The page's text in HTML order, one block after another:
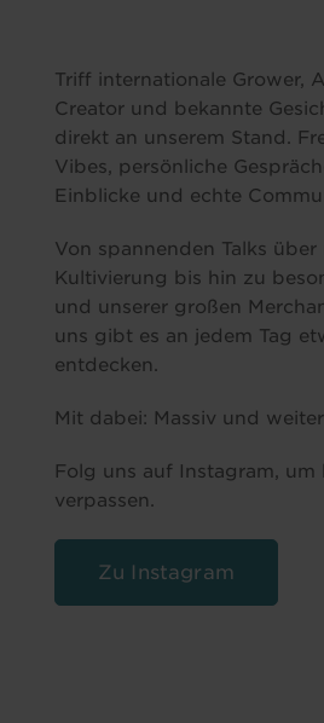
Triff internationale Grower,
Creator und bekannte
direkt an unserem Stand.
Vibes, persönliche
Einblicke und echte
Von spannenden Talks über
Kultivierung bis hin zu
und unserer großen
uns gibt es an jedem Tag
entdecken.
Mit dabei: Massiv und
Folg uns auf Instagram, um
verpassen.
Zu Instagram